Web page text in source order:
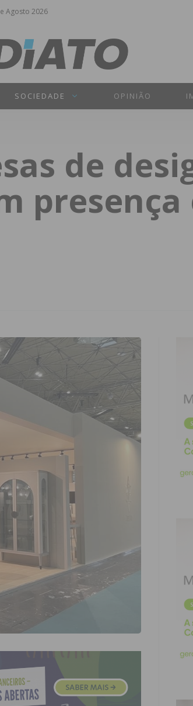
Agosto 2026
SOCIEDADE OPINIÃO
de
presença